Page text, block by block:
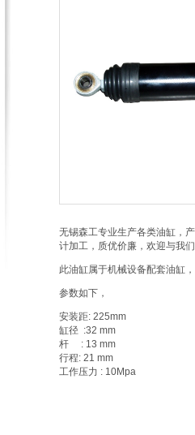
无锡森工专业生产各类油缸，
计加工，质优价廉，欢迎与我
此油缸属于机械设备配套油缸
参数如下，
安装距: 225mm
缸径 :32 mm
杆 : 13 mm
行程: 21 mm
工作压力 : 10Mpa